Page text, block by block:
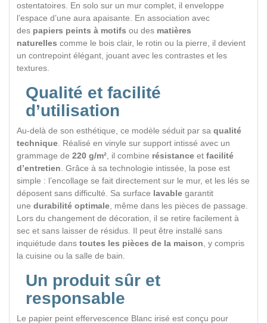
ostentatoires. En solo sur un mur complet, il enveloppe
l’espace d’une aura apaisante. En association avec
des papiers peints à motifs ou des matières
naturelles comme le bois clair, le rotin ou la pierre, il devient
un contrepoint élégant, jouant avec les contrastes et les
textures.
Qualité et facilité
d’utilisation
Au-delà de son esthétique, ce modèle séduit par sa qualité
technique. Réalisé en vinyle sur support intissé avec un
grammage de 220 g/m², il combine résistance et facilité
d’entretien. Grâce à sa technologie intissée, la pose est
simple : l’encollage se fait directement sur le mur, et les lés se
déposent sans difficulté. Sa surface lavable garantit
une durabilité optimale, même dans les pièces de passage.
Lors du changement de décoration, il se retire facilement à
sec et sans laisser de résidus. Il peut être installé sans
inquiétude dans toutes les pièces de la maison, y compris
la cuisine ou la salle de bain.
Un produit sûr et
responsable
Le papier peint effervescence Blanc irisé est conçu pour